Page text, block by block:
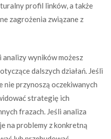
profil linków, a także
zagrożenia związane z
analizy wyników możesz
dalszych działań. Jeśli
nie przynoszą oczekiwanych
strategię ich
frazach. Jeśli analiza
na problemy z konkretną